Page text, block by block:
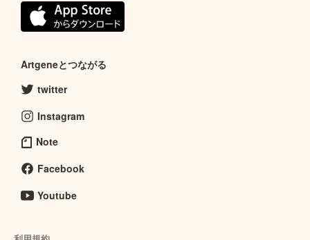
Artgeneとつながる
twitter
Instagram
Note
Facebook
Youtube